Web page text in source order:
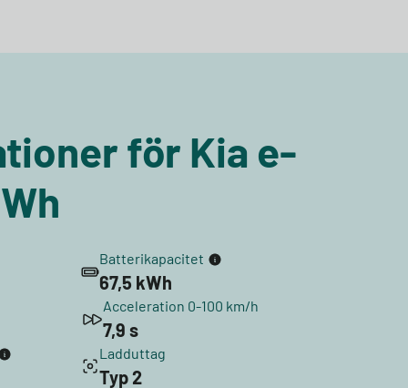
för Kia e-
Batterikapacitet
67,5 kWh
Acceleration 0-100 km/h
7,9 s
Ladduttag
Typ 2